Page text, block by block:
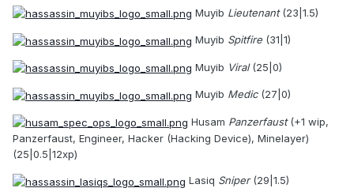
Muyib Lieutenant(23|1.5)
Muyib Spitfire (31|1)
Muyib Viral(25|0)
Muyib Medic(27|0)
Husam Panzerfaust(+1 wip,
Panzerfaust, Engineer, Hacker (Hacking Device), Minelayer)
(25|0.5|12xp)
Lasiq Sniper(29|1.5)